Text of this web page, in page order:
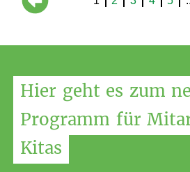
Hier geht es zum
Programm für
Kitas